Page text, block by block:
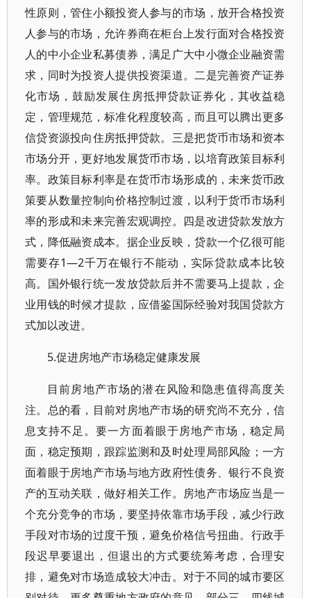
性原则，管住小额投资人参与的市场，放开合格投资
人参与的市场，允许券商在柜台上发行面对合格投资
人的中小企业私募债券，满足广大中小微企业融资需
求，同时为投资人提供投资渠道。二是完善资产证券
化市场，鼓励发展住房抵押贷款证券化，其收益稳
定，管理规范，标准化程度较高，而且可以腾出更多
信贷资源投向住房抵押贷款。三是把货币市场和资本
市场分开，更好地发展货币市场，以培育政策目标利
率。政策目标利率是在货币市场形成的，未来货币政
策要从数量控制向价格控制过渡，以利于货币市场利
率的形成和未来完善宏观调控。四是改进贷款发放方
式，降低融资成本。据企业反映，贷款一个亿很可能
需要存1—2千万在银行不能动，实际贷款成本比较
高。国外银行统一发放贷款后并不需要马上提款，企
业用钱的时候才提款，应借鉴国际经验对我国贷款方
式加以改进。
5.促进房地产市场稳定健康发展
目前房地产市场的潜在风险和隐患值得高度关
注。总的看，目前对房地产市场的研究尚不充分，信
息支持不足。要一方面着眼于房地产市场，稳定局
面，稳定预期，跟踪监测和及时处理局部风险；一方
面着眼于房地产市场与地方政府性债务、银行不良资
产的互动关联，做好相关工作。房地产市场应当是一
个充分竞争的市场，要坚持依靠市场手段，减少行政
手段对市场的过度干预，避免价格信号扭曲。行政手
段迟早要退出，但退出的方式要统筹考虑，合理安
排，避免对市场造成较大冲击。对于不同的城市要区